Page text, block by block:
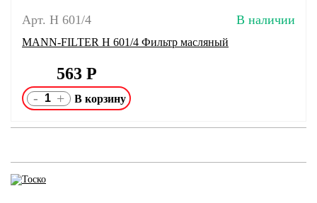
Арт. H 601/4 В наличии
MANN-FILTER H 601/4 Фильтр масляный
563 Р
- +